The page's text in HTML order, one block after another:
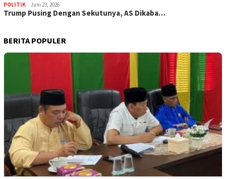
POLITIK Juni 23, 2026
Trump Pusing Dengan Sekutunya, AS Dikaba…
BERITA POPULER